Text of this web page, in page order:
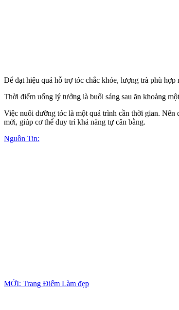
Để đạt hiệu quả hỗ trợ tóc chắc khỏe, lượng trà phù
Thời điểm uống lý tưởng là buổi sáng sau ăn khoảng
Việc nuôi dưỡng tóc là một quá trình cần thời gian.
mới, giúp c‌ơ th‌ể duy trì khả năng tự cân bằng.
Nguồn Tin:
MỚI: Trang Điểm Làm đẹp